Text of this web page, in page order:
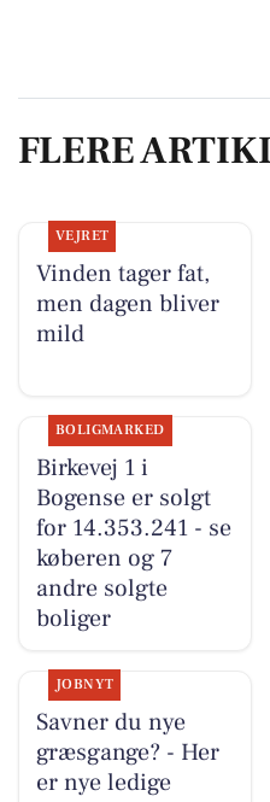
FLERE
VEJRET
Vinden tager fat,
men dagen bliver
mild
BOLIGMARKED
Birkevej 1 i
Bogense er solgt
for 14.353.241 - se
køberen og 7
andre solgte
boliger
JOBNYT
Savner du nye
græsgange? - Her
er nye ledige